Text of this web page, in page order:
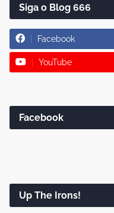
Siga o Blog 666
Facebook
YouTube
Facebook
Up The Irons!